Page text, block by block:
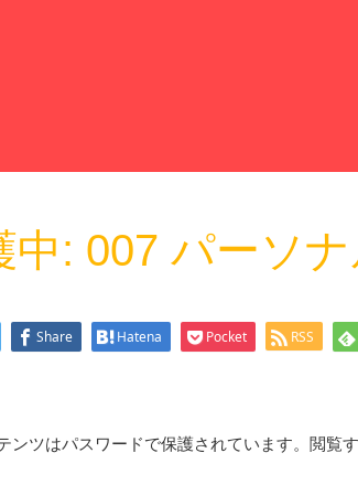
中: 007 パーソ
Share Hatena Pocket RSS
ンツはパスワードで保護されています。閲覧